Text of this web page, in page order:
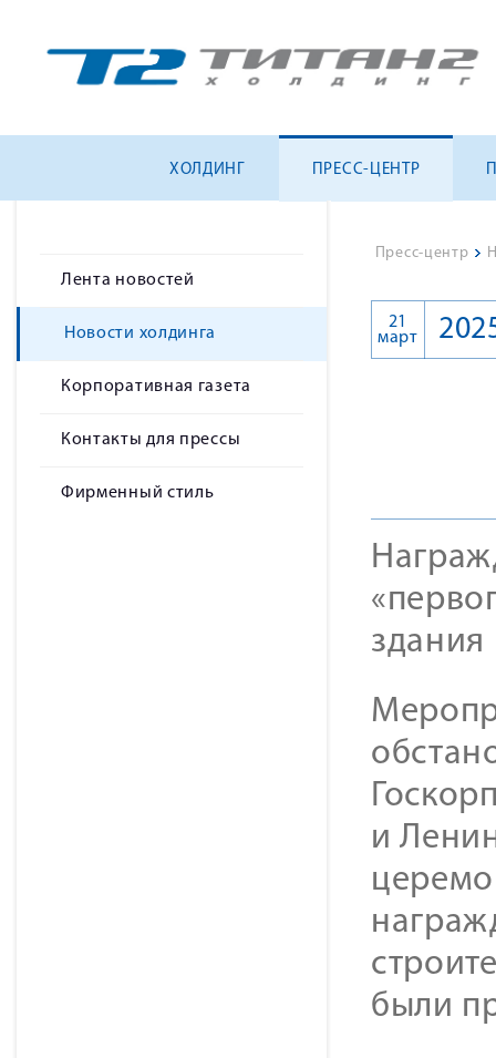
ХОЛДИНГ ПРЕСС-ЦЕНТР
Лента новостей
Новости холдинга
Корпоративная газета
Контакты для прессы
Фирменный стиль
Пресс-центр >
21
март
и
были